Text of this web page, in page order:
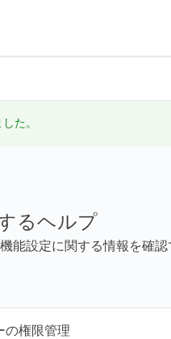
た。
るヘルプ
能設定に関する情報を確認
の権限管理